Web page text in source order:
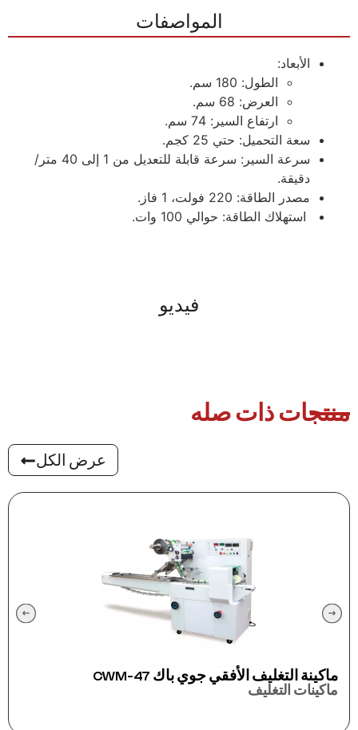
المواصفات
فيديو
الأبعاد:
الطول: 180 سم.
العرض: 68 سم.
ارتفاع السير: 74 سم.
سعة التحميل: حتي 25 كجم.
سرعة السير: سرعة قابلة للتعديل من 1 إلى 40 متر/
دقيقة.
مصدر الطاقة: 220 فولت، 1 فاز.
استهلاك الطاقة: حوالي 100 وات.
منتجات ذات صله
عرض الكل
ماكينة التغليف الأفقي جوي باك CWM-47
ماكينات التغليف